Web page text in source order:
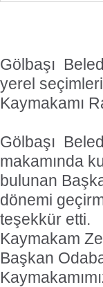
Gölbaşı
yerel
Kaymakamı
Gölbaşı
makamında
bulunan
dönemi
teşekkür etti.
Kaymakam
Başkan